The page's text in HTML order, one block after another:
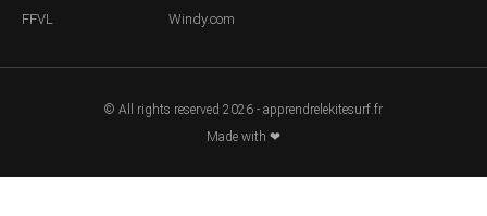
FFVL Windy.com
© All rights reserved 2026 - apprendrelekitesurf.fr
Made with ❤